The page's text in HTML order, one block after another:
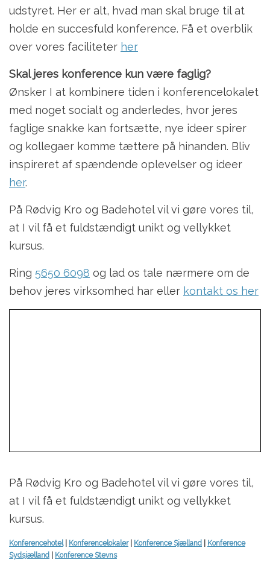
udstyret. Her er alt, hvad man skal bruge til at
holde en succesfuld konference. Få et overblik
over vores faciliteter her
Skal jeres konference kun være faglig?
Ønsker I at kombinere tiden i konferencelokalet
med noget socialt og anderledes, hvor jeres
faglige snakke kan fortsætte, nye ideer spirer
og kollegaer komme tættere på hinanden. Bliv
inspireret af spændende oplevelser og ideer
her.
På Rødvig Kro og Badehotel vil vi gøre vores til,
at I vil få et fuldstændigt unikt og vellykket
kursus.
Ring 5650 6098 og lad os tale nærmere om de
behov jeres virksomhed har eller kontakt os her
På Rødvig Kro og Badehotel vil vi gøre vores til,
at I vil få et fuldstændigt unikt og vellykket
kursus.
Konferencehotel| Konferencelokaler| Konference Sjælland
Konference
Sydsjælland
Konference Stevns